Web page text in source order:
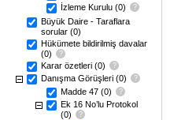
İzleme Kurulu (0)
Büyük Daire - Taraflara
sorular (0)
Hükümete bildirilmiş davalar
(0)
Karar özetleri (0)
Danışma Görüşleri (0)
Madde 47 (0)
Ek 16 No’lu Protokol
(0)